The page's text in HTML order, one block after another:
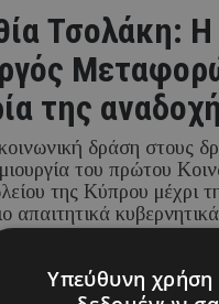
Τσολάκη:
της
δράση στους
του πρώτου
της Κύπρου μέχρι
απαιτητικά
νέας Υπουργού έχει
Υπεύθυνη